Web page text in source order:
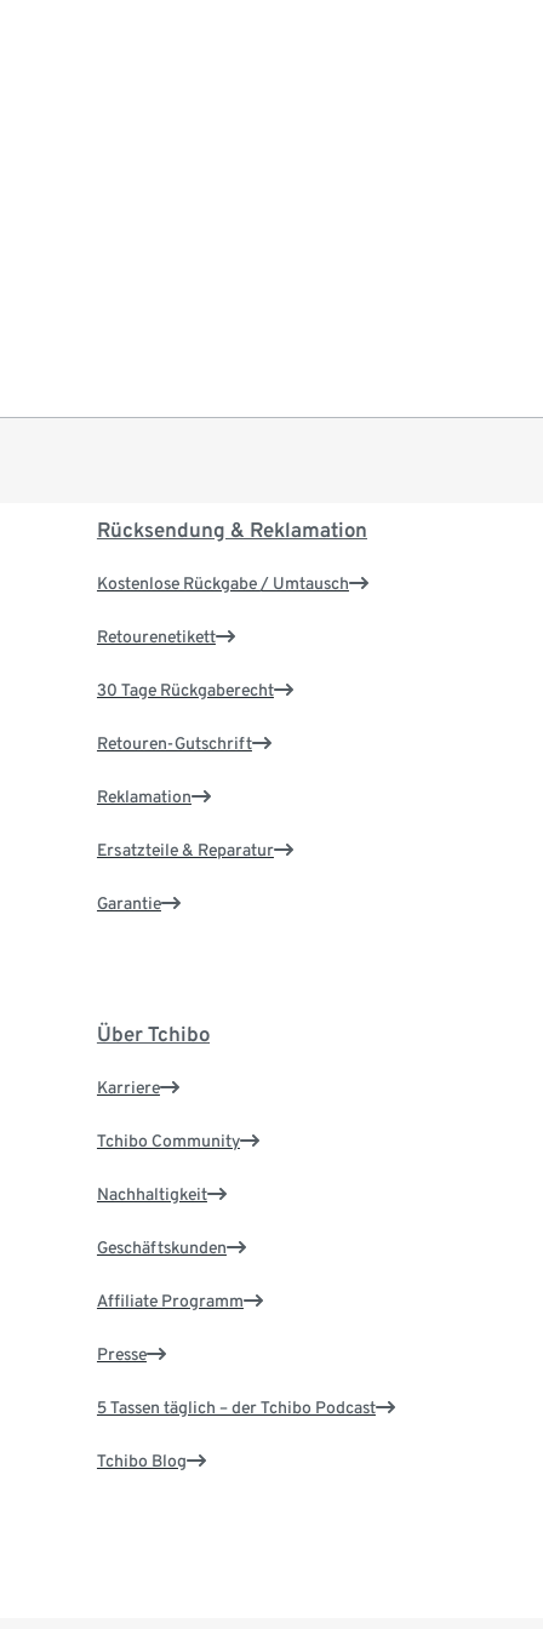
Rücksendung & Reklamation
Kostenlose Rückgabe / Umtausch
Retourenetikett
30 Tage Rückgaberecht
Retouren-Gutschrift
Reklamation
Ersatzteile & Reparatur
Garantie
Über Tchibo
Karriere
Tchibo Community
Nachhaltigkeit
Geschäftskunden
Affiliate Programm
Presse
5 Tassen täglich – der Tchibo Podcast
Tchibo Blog